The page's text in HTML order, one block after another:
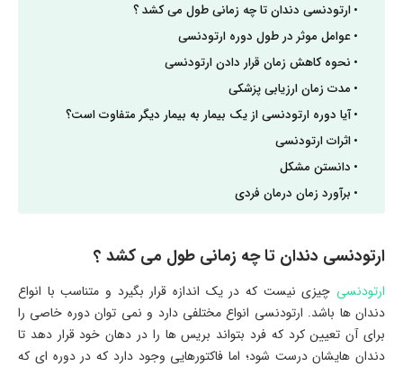
ارتودنسی دندان تا چه زمانی طول می کشد ؟
عوامل موثر در طول دوره ارتودنسی
نحوه کاهش زمان قرار دادن ارتودنسی
مدت زمان ارزیابی پزشکی
آیا دوره ارتودنسی از یک بیمار به بیمار دیگر متفاوت است؟
اثرات ارتودنسی
دانستن مشکل
برآورد زمان درمان فردی
ارتودنسی دندان تا چه زمانی طول می کشد ؟
ارتودنسی چیزی نیست که در یک اندازه قرار بگیرد و متناسب با انواع
دندان ها باشد. ارتودنسی انواع مختلفی دارد و نمی توان دوره خاصی را
برای آن تعیین کرد که فرد بتواند بریس ها را در دهان خود قرار دهد تا
دندان هایشان درست شود؛ اما فاکتورهایی وجود دارد که در دوره ای که